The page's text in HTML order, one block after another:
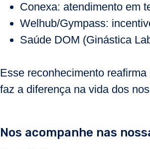
Conexa: atendimento em
Welhub/Gympass:
Saúde DOM (Ginástica
Esse reconhecimento
faz a diferença na vida dos
Nos acompanhe nas